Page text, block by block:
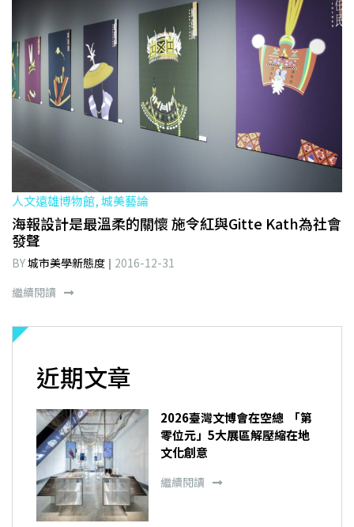
人文遠雄博物館, 城美藝論
海報設計是最溫柔的關懷 施令紅與Gitte Kath為社會
發聲
BY城市美學新態度
2016-12-31
繼續閱讀
近期文章
2026臺灣文博會在空總 「第
零位元」5大展區解壓縮在地
文化創意
繼續閱讀